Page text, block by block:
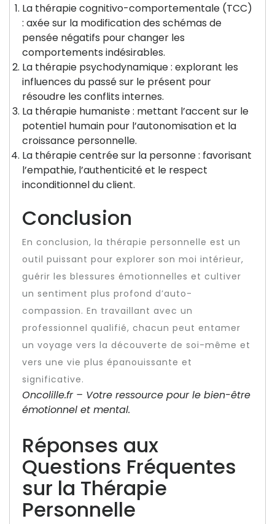
La thérapie cognitivo-comportementale (TCC)
: axée sur la modification des schémas de
pensée négatifs pour changer les
comportements indésirables.
La thérapie psychodynamique : explorant les
influences du passé sur le présent pour
résoudre les conflits internes.
La thérapie humaniste : mettant l’accent sur le
potentiel humain pour l’autonomisation et la
croissance personnelle.
La thérapie centrée sur la personne : favorisant
l’empathie, l’authenticité et le respect
inconditionnel du client.
Conclusion
En conclusion, la thérapie personnelle est un
outil puissant pour explorer son moi intérieur,
guérir les blessures émotionnelles et cultiver
un sentiment plus profond d’auto-
compassion. En travaillant avec un
professionnel qualifié, chacun peut entamer
un voyage vers la découverte de soi-même et
vers une vie plus épanouissante et
significative.
Oncolille.fr – Votre ressource pour le bien-être
émotionnel et mental.
Réponses aux
Questions Fréquentes
sur la Thérapie
Personnelle